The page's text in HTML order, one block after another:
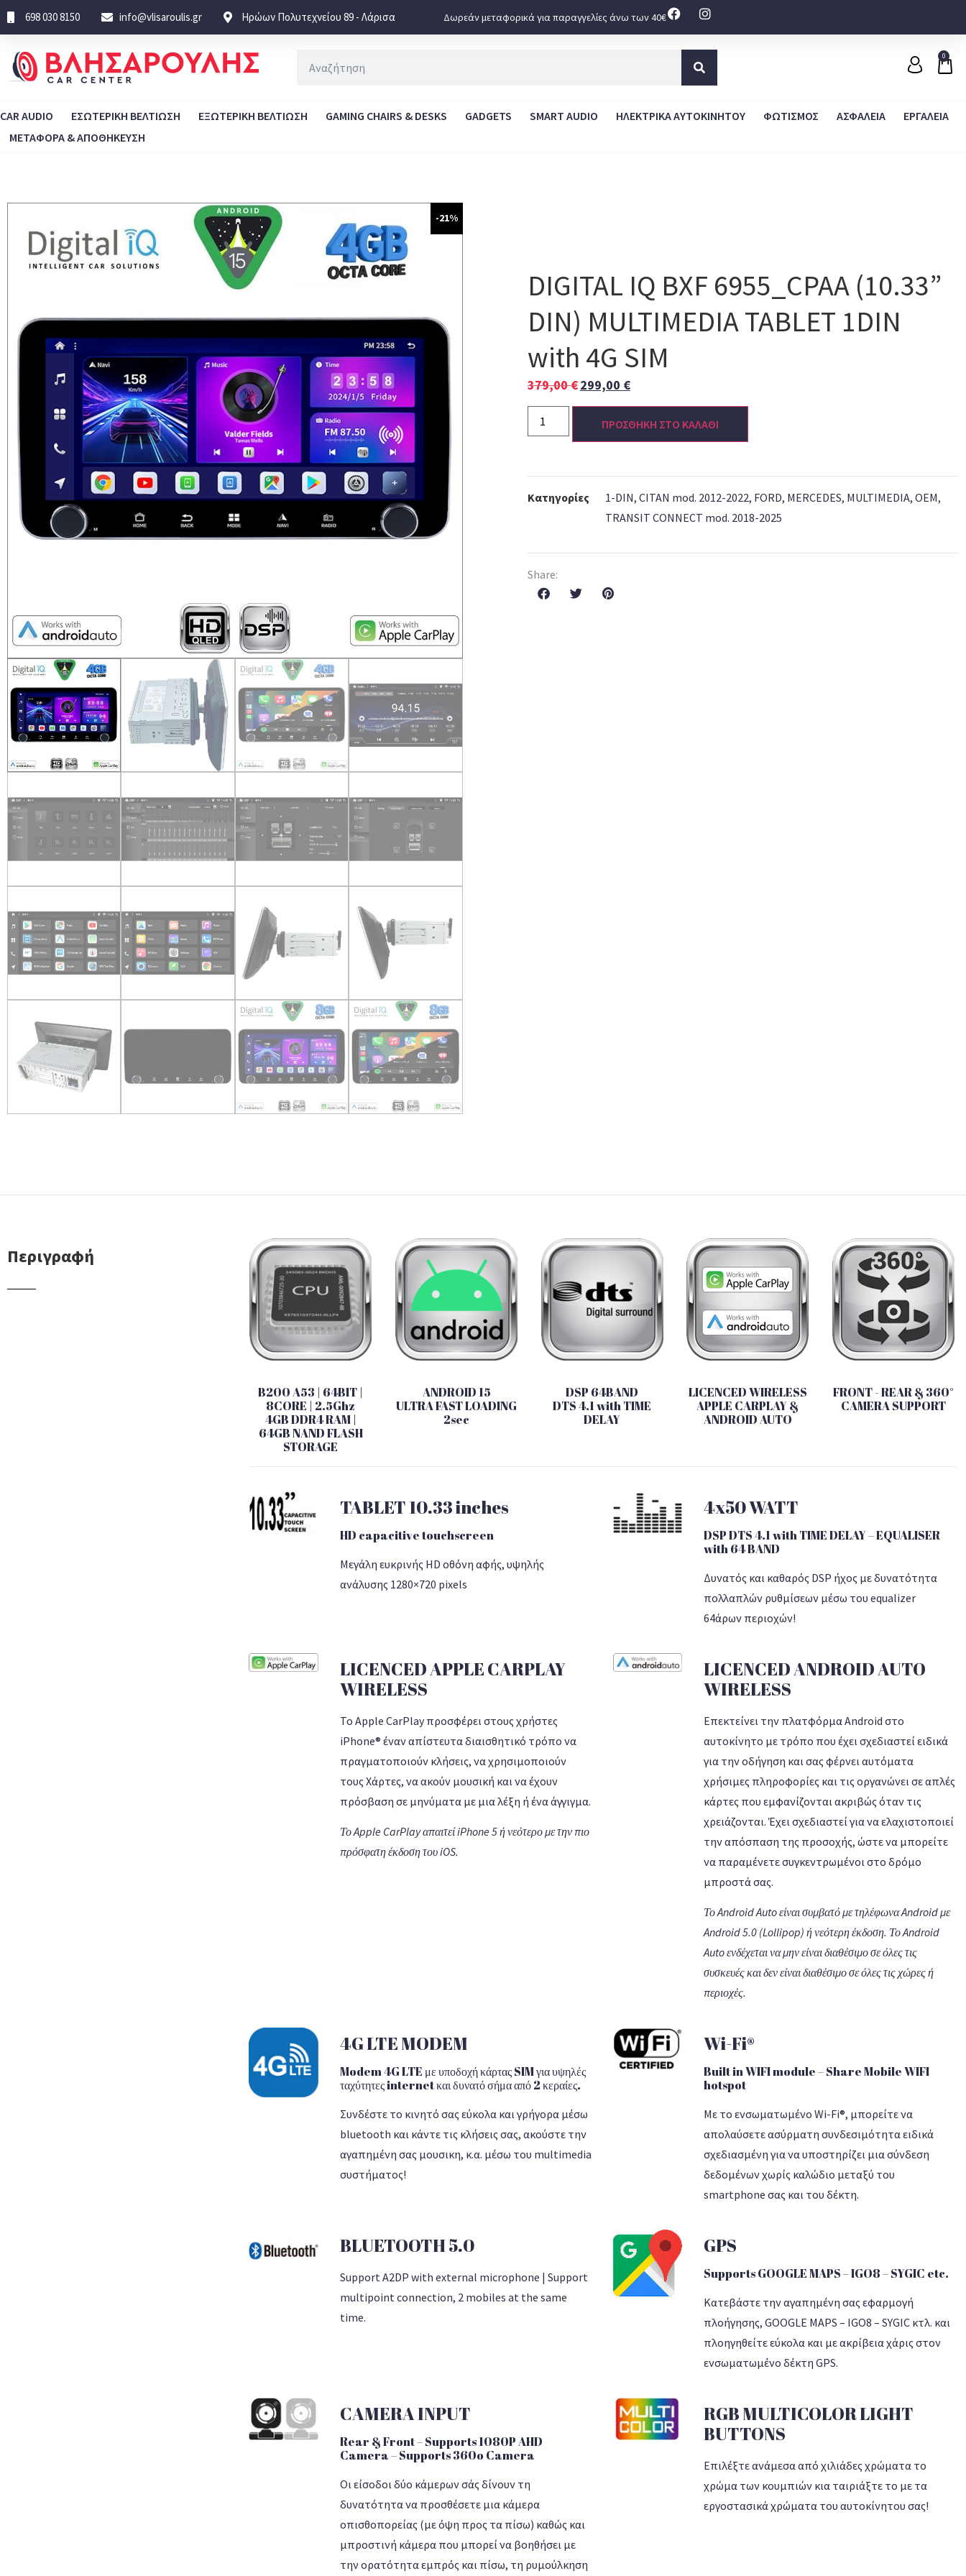
698 030 8150 info@vlisaroulis.gr Ηρώων Πολυτεχνείου 89 - Λάρισα Δωρεάν μεταφορικά για παραγγελίες άνω των 40€
0
CAR AUDIO ΕΣΩΤΕΡΙΚΗ ΒΕΛΤΙΩΣΗ ΕΞΩΤΕΡΙΚΗ ΒΕΛΤΙΩΣΗ GAMING CHAIRS & DESKS GADGETS SMART AUDIO ΗΛΕΚΤΡΙΚΑ ΑΥΤΟΚΙΝΗΤΟΥ ΦΩΤΙΣΜΟΣ ΑΣΦΑΛΕΙΑ
ΕΡΓΑΛΕΙΑ
ΜΕΤΑΦΟΡΑ & ΑΠΟΘΗΚΕΥΣΗ
-21%
DIGITAL IQ BXF 6955_CPAA (10.33”
DIN) MULTIMEDIA TABLET 1DIN
with 4G SIM
379,00€299,00 €
ΠΡΟΣΘΗΚΗ ΣΤΟ ΚΑΛΑΘΙ
Κατηγορίες 1-DIN, CITAN mod. 2012-2022, FORD, MERCEDES, MULTIMEDIA, OEM,
TRANSIT CONNECT mod. 2018-2025
Share:
Περιγραφή
B200 A53 | 64BIT |
8CORE | 2.5Ghz
4GB DDR4 RAM |
64GB NAND FLASH
STORAGE
ANDROID 15
ULTRA FAST LOADING
2sec
DSP 64BAND
DTS 4.1 with TIME
DELAY
LICENCED WIRELESS
APPLE CARPLAY &
ANDROID AUTO
FRONT - REAR & 360°
CAMERA SUPPORT
TABLET 10.33 inches
HD capacitive touchscreen
Μεγάλη ευκρινής HD οθόνη αφής, υψηλής
ανάλυσης 1280×720 pixels
4x50 WATT
DSP DTS 4.1 with TIME DELAY – EQUALISER
with 64 BAND
Δυνατός και καθαρός DSP ήχος με δυνατότητα
πολλαπλών ρυθμίσεων μέσω του equalizer
64άρων περιοχών!
LICENCED APPLE CARPLAY
WIRELESS
Το Apple CarPlay προσφέρει στους χρήστες
iPhone® έναν απίστευτα διαισθητικό τρόπο να
πραγματοποιούν κλήσεις, να χρησιμοποιούν
τους Χάρτες, να ακούν μουσική και να έχουν
πρόσβαση σε μηνύματα με μια λέξη ή ένα άγγιγμα.
Το Apple CarPlay απαιτεί iPhone 5 ή νεότερο με την πιο
πρόσφατη έκδοση του iOS.
LICENCED ANDROID AUTO
WIRELESS
Επεκτείνει την πλατφόρμα Android στο
αυτοκίνητο με τρόπο που έχει σχεδιαστεί ειδικά
για την οδήγηση και σας φέρνει αυτόματα
χρήσιμες πληροφορίες και τις οργανώνει σε απλές
κάρτες που εμφανίζονται ακριβώς όταν τις
χρειάζονται. Έχει σχεδιαστεί για να ελαχιστοποιεί
την απόσπαση της προσοχής, ώστε να μπορείτε
να παραμένετε συγκεντρωμένοι στο δρόμο
μπροστά σας.
Το Android Auto είναι συμβατό με τηλέφωνα Android με
Android 5.0 (Lollipop) ή νεότερη έκδοση. Το Android
Auto ενδέχεται να μην είναι διαθέσιμο σε όλες τις
συσκευές και δεν είναι διαθέσιμο σε όλες τις χώρες ή
περιοχές.
4G LTE MODEM
Modem 4G LTE με υποδοχή κάρτας SIM για υψηλές
ταχύτητες internet και δυνατό σήμα από 2 κεραίες.
Συνδέστε το κινητό σας εύκολα και γρήγορα μέσω
bluetooth και κάντε τις κλήσεις σας, ακούστε την
αγαπημένη σας μουσικη, κ.α. μέσω του multimedia
συστήματος!
Wi-Fi®
Built in WIFI module – Share Mobile WIFI
hotspot
Με το ενσωματωμένο Wi-Fi®, μπορείτε να
απολαύσετε ασύρματη συνδεσιμότητα ειδικά
σχεδιασμένη για να υποστηρίζει μια σύνδεση
δεδομένων χωρίς καλώδιο μεταξύ του
smartphone σας και του δέκτη.
BLUETOOTH 5.0
Support A2DP with external microphone | Support
multipoint connection, 2 mobiles at the same
time.
GPS
Supports GOOGLE MAPS – IGO8 – SYGIC etc.
Κατεβάστε την αγαπημένη σας εφαρμογή
πλοήγησης, GOOGLE MAPS – IGO8 – SYGIC κτλ. και
πλοηγηθείτε εύκολα και με ακρίβεια χάρις στον
ενσωματωμένο δέκτη GPS.
CAMERA INPUT
Rear & Front – Supports 1080P AHD
Camera – Supports 360o Camera
Οι είσοδοι δύο κάμερων σάς δίνουν τη
δυνατότητα να προσθέσετε μια κάμερα
οπισθοπορείας (με όψη προς τα πίσω) καθώς και
μπροστινή κάμερα που μπορεί να βοηθήσει με
την ορατότητα εμπρός και πίσω, τη ρυμούλκηση
RGB MULTICOLOR LIGHT
BUTTONS
Επιλέξτε ανάμεσα από χιλιάδες χρώματα το
χρώμα των κουμπιών κια ταιριάξτε το με τα
εργοστασικά χρώματα του αυτοκίνητου σας!